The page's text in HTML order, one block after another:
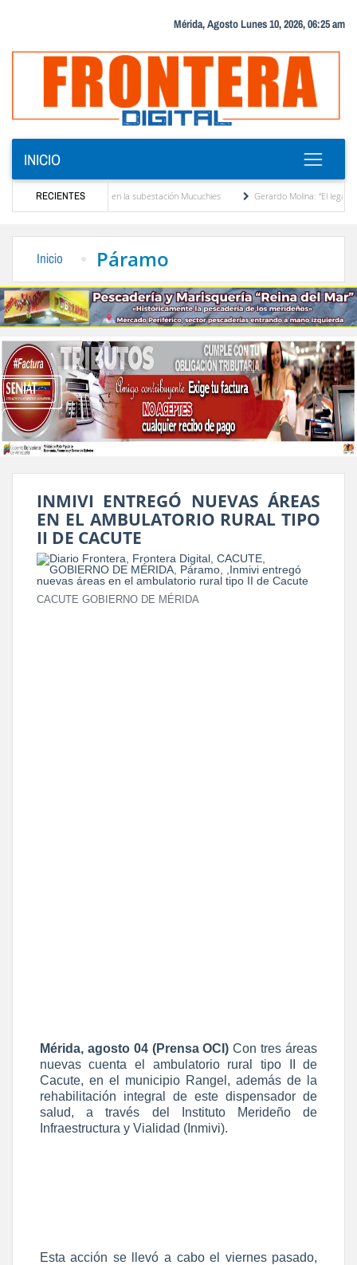
Mérida, Agosto Lunes 10, 2026, 06:25 am
INICIO
RECIENTES
de potencia en la subestación Mucuchies
Gerardo Molina: “El legado de
Inicio Páramo
INMIVI ENTREGÓ NUEVAS ÁREAS
EN EL AMBULATORIO RURAL TIPO
II DE CACUTE
CACUTE GOBIERNO DE MÉRIDA
Mérida, agosto 04 (Prensa OCI)Con tres áreas
nuevas cuenta el ambulatorio rural tipo II de
Cacute, en el municipio Rangel, además de la
rehabilitación integral de este dispensador de
salud, a través del Instituto Merideño de
Infraestructura y Vialidad (Inmivi).
Esta acción se llevó a cabo el viernes pasado,